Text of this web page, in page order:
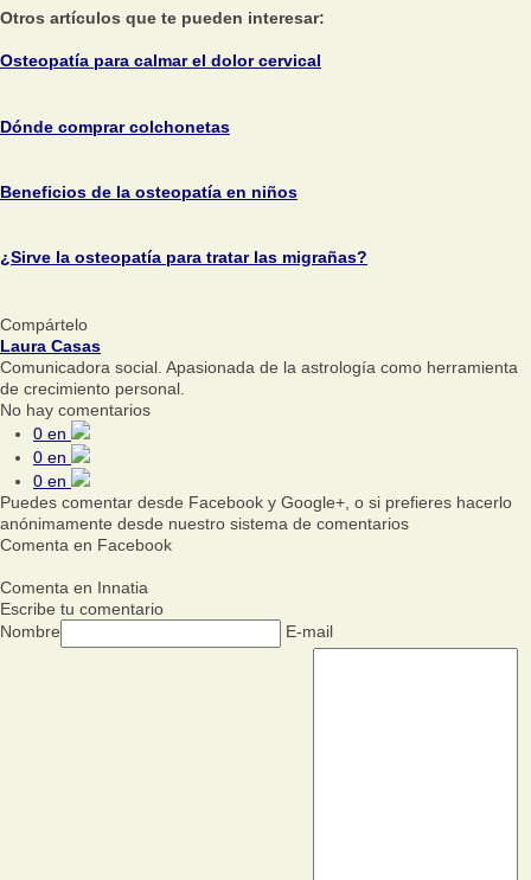
Otros artículos que te pueden interesar:
Osteopatía para calmar el dolor cervical
Dónde comprar colchonetas
Beneficios de la osteopatía en niños
¿Sirve la osteopatía para tratar las migrañas?
Compártelo
Laura Casas
Comunicadora social. Apasionada de la astrología como herramienta
de crecimiento personal.
No hay comentarios
0 en
0 en
0 en
Puedes comentar desde Facebook y Google+, o si prefieres hacerlo
anónimamente desde nuestro sistema de comentarios
Comenta en Facebook
Comenta en Innatia
Escribe tu comentario
Nombre
E-mail